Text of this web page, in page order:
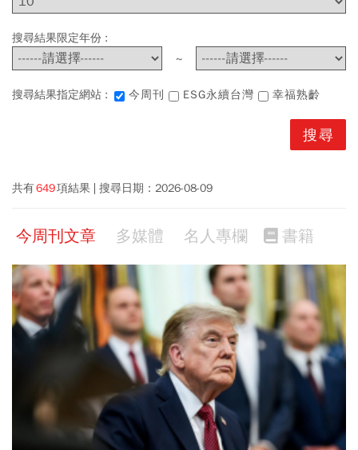
搜尋結果限定年份 :
~
搜尋結果指定網站 : 今周刊 ESG永續台灣 幸福熟齡
共有649項結果 搜尋日期： 2026-08-09
今周刊文章 多媒體 名人專欄 書籍